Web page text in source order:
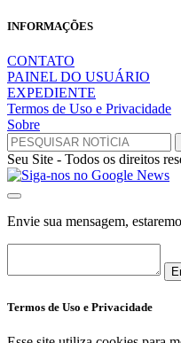
INFORMAÇÕES
CONTATO
PAINEL DO USUÁRIO
EXPEDIENTE
Termos de Uso e Privacidade
Sobre
Seu Site - Todos os direitos
Envie sua mensagem,
Termos de Uso e Privacidade